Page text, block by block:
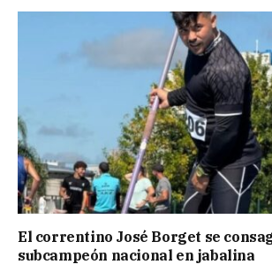
El correntino José Borget se
subcampeón nacional en jabalina